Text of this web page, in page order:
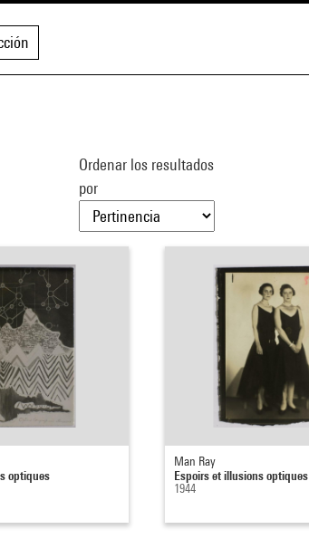
Ordenar los resultados
por
optiques
Man Ray
Espoirs et illusions optiques
1944